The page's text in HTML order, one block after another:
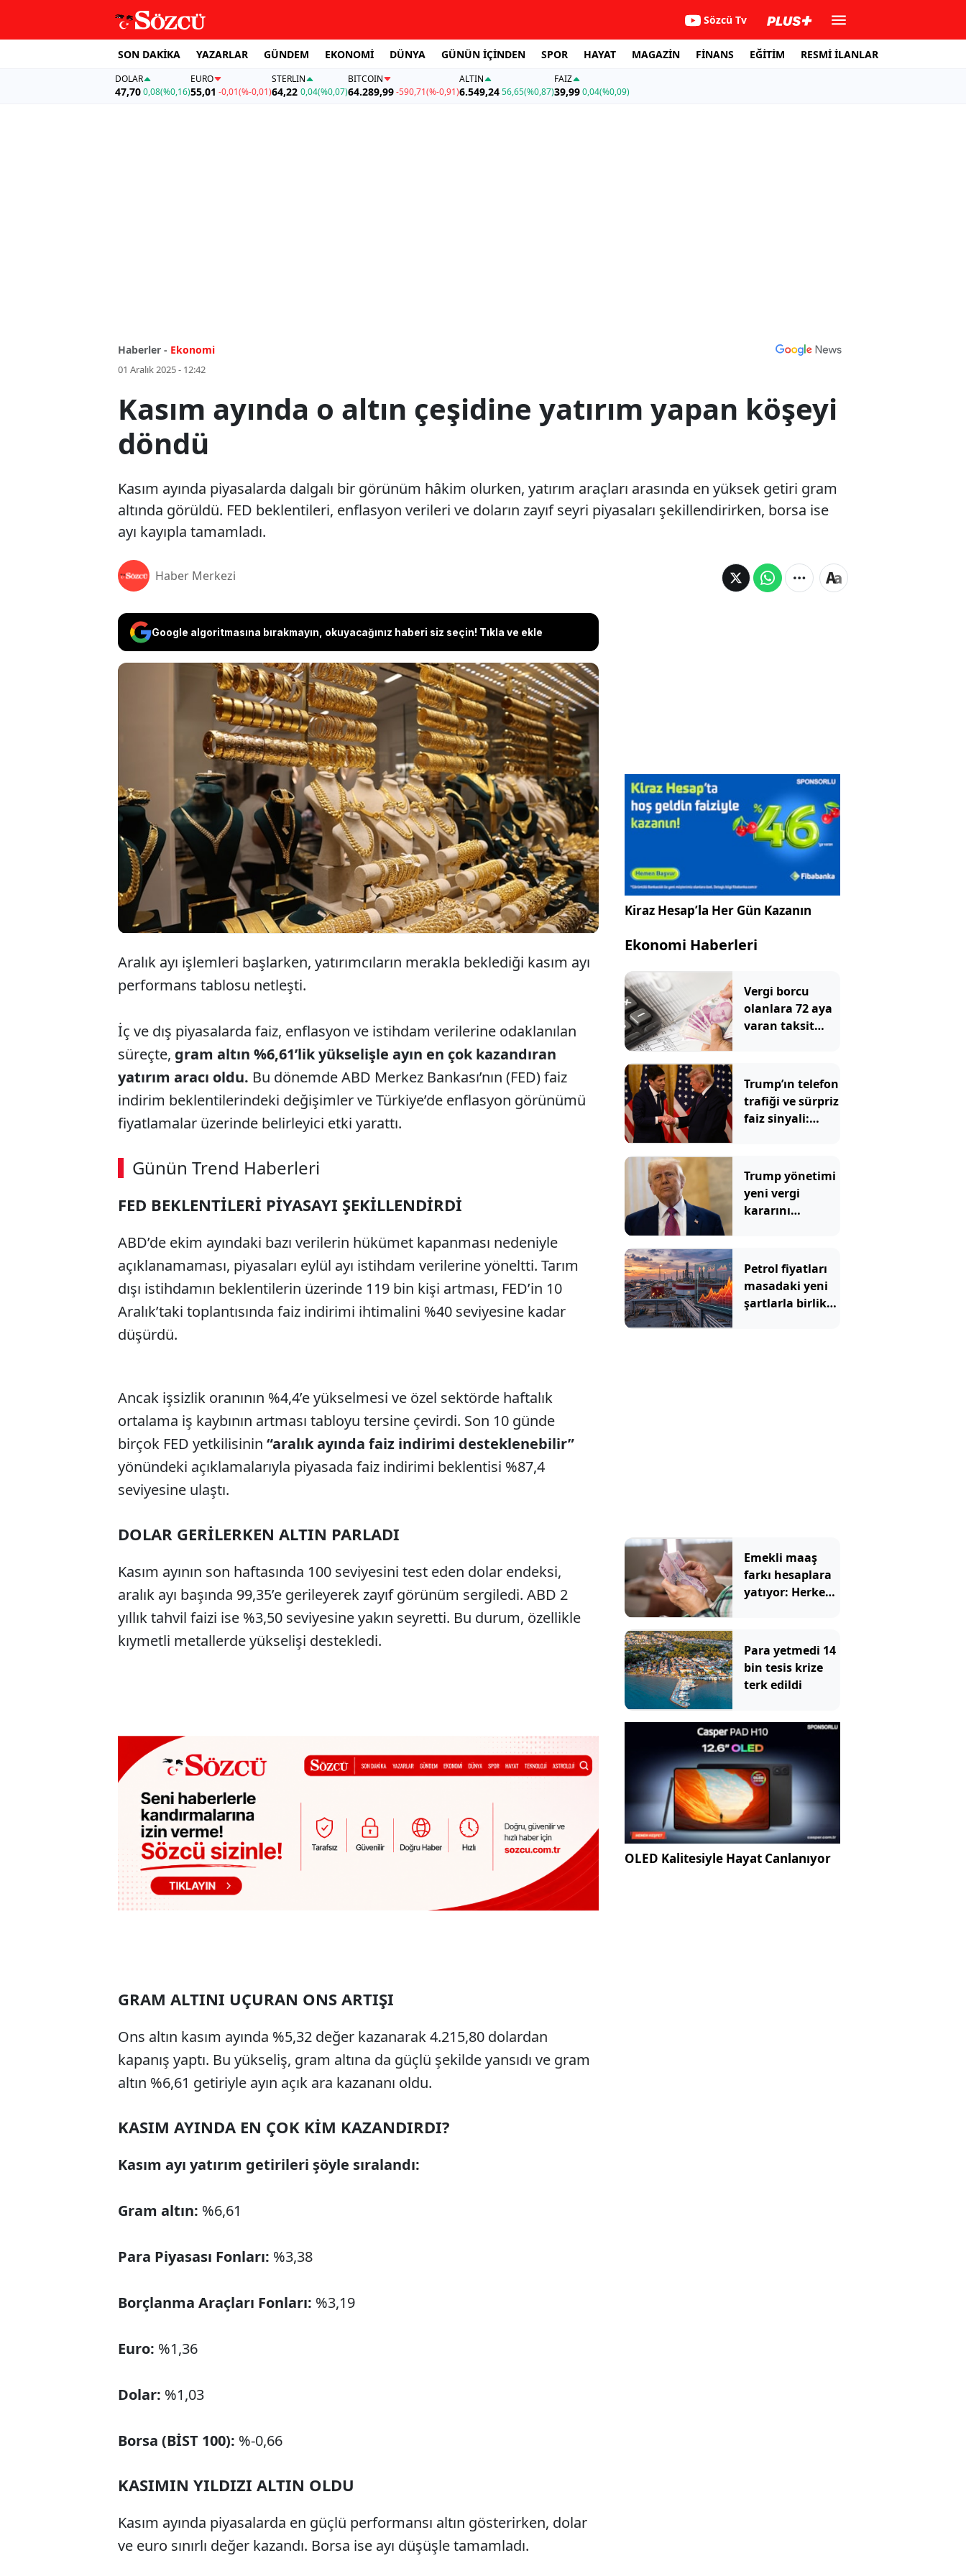
Sözcü Tv
SON DAKİKA YAZARLAR GÜNDEM EKONOMİ DÜNYA GÜNÜN İÇİNDEN SPOR HAYAT MAGAZİN FİNANS EĞİTİM RESMİ İLANLAR
DOLAR
47,700,08(%0,16)
EURO
55,01 -0,01(%-0,01)
STERLIN
64,22 0,04(%0,07)
BITCOIN
64.289,99-590,71(%-0,91)
ALTIN
6.549,2456,65(%0,87)
FAİZ
39,990,04(%0,09)
Haberler - Ekonomi
01 Aralık 2025 - 12:42
Kasım ayında o altın çeşidine yatırım yapan köşeyi
döndü
Kasım ayında piyasalarda dalgalı bir görünüm hâkim olurken, yatırım araçları arasında en yüksek getiri gram
altında görüldü. FED beklentileri, enflasyon verileri ve doların zayıf seyri piyasaları şekillendirirken, borsa ise
ayı kayıpla tamamladı.
Haber Merkezi
Google algoritmasına bırakmayın, okuyacağınız haberi siz seçin! Tıkla ve ekle
Kasım ayında piyasalarda dalgalı bir görünüm hâkim olurken,
yatırım araçları arasında en yüksek getiri gram altında görüldü.
FED beklentileri, enflasyon verileri ve doların zayıf seyri
piyasaları şekillendirirken, borsa ise ayı kayıpla tamamladı.
Aralık ayı işlemleri başlarken, yatırımcıların merakla beklediği kasım ayı
performans tablosu netleşti.
İç ve dış piyasalarda faiz, enflasyon ve istihdam verilerine odaklanılan
süreçte, gram altın %6,61’lik yükselişle ayın en çok kazandıran
yatırım aracı oldu. Bu dönemde ABD Merkez Bankası’nın (FED) faiz
indirim beklentilerindeki değişimler ve Türkiye’de enflasyon görünümü
fiyatlamalar üzerinde belirleyici etki yarattı.
Günün Trend Haberleri
FED BEKLENTİLERİ PİYASAYI ŞEKİLLENDİRDİ
ABD’de ekim ayındaki bazı verilerin hükümet kapanması nedeniyle
açıklanamaması, piyasaları eylül ayı istihdam verilerine yöneltti. Tarım
dışı istihdamın beklentilerin üzerinde 119 bin kişi artması, FED’in 10
Aralık’taki toplantısında faiz indirimi ihtimalini %40 seviyesine kadar
düşürdü.
Ancak işsizlik oranının %4,4’e yükselmesi ve özel sektörde haftalık
ortalama iş kaybının artması tabloyu tersine çevirdi. Son 10 günde
birçok FED yetkilisinin “aralık ayında faiz indirimi desteklenebilir”
yönündeki açıklamalarıyla piyasada faiz indirimi beklentisi %87,4
seviyesine ulaştı.
DOLAR GERİLERKEN ALTIN PARLADI
Kasım ayının son haftasında 100 seviyesini test eden dolar endeksi,
aralık ayı başında 99,35’e gerileyerek zayıf görünüm sergiledi. ABD 2
yıllık tahvil faizi ise %3,50 seviyesine yakın seyretti. Bu durum, özellikle
kıymetli metallerde yükselişi destekledi.
GRAM ALTINI UÇURAN ONS ARTIŞI
Ons altın kasım ayında %5,32 değer kazanarak 4.215,80 dolardan
kapanış yaptı. Bu yükseliş, gram altına da güçlü şekilde yansıdı ve gram
altın %6,61 getiriyle ayın açık ara kazananı oldu.
KASIM AYINDA EN ÇOK KİM KAZANDIRDI?
Kasım ayı yatırım getirileri şöyle sıralandı:
Gram altın: %6,61
Para Piyasası Fonları: %3,38
Borçlanma Araçları Fonları: %3,19
Euro: %1,36
Dolar: %1,03
Borsa (BİST 100): %-0,66
KASIMIN YILDIZI ALTIN OLDU
Kasım ayında piyasalarda en güçlü performansı altın gösterirken, dolar
ve euro sınırlı değer kazandı. Borsa ise ayı düşüşle tamamladı.
Kiraz Hesap’la Her Gün Kazanın
Ekonomi Haberleri
Vergi borcu
olanlara 72 aya
varan taksit
Trump’ın telefon
trafiği ve sürpriz
faiz sinyali:
Trump yönetimi
yeni vergi
kararını
Petrol fiyatları
masadaki yeni
şartlarla birlikte
Emekli maaş
farkı hesaplara
yatıyor: Herkes
Para yetmedi 14
bin tesis krize
terk edildi
OLED Kalitesiyle Hayat Canlanıyor